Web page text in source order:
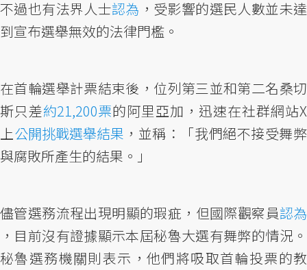
不過也有法界人士認為 ，受影響的選民人數並未達
到宣布選舉無效的法律門檻。
在首輪選舉計票結束後，位列第三並和第二名桑切
斯只差約21,200票的阿里亞加，迅速在社群網站X
上公開挑戰選舉結果 ，並稱：「我們絕不接受舞弊
與腐敗所產生的結果。」
儘管選務流程出現明顯的瑕疵，但國際觀察員認為
，目前沒有證據顯示本屆秘魯大選有舞弊的情況。
秘魯選務機關則表示，他們將吸取首輪投票的教